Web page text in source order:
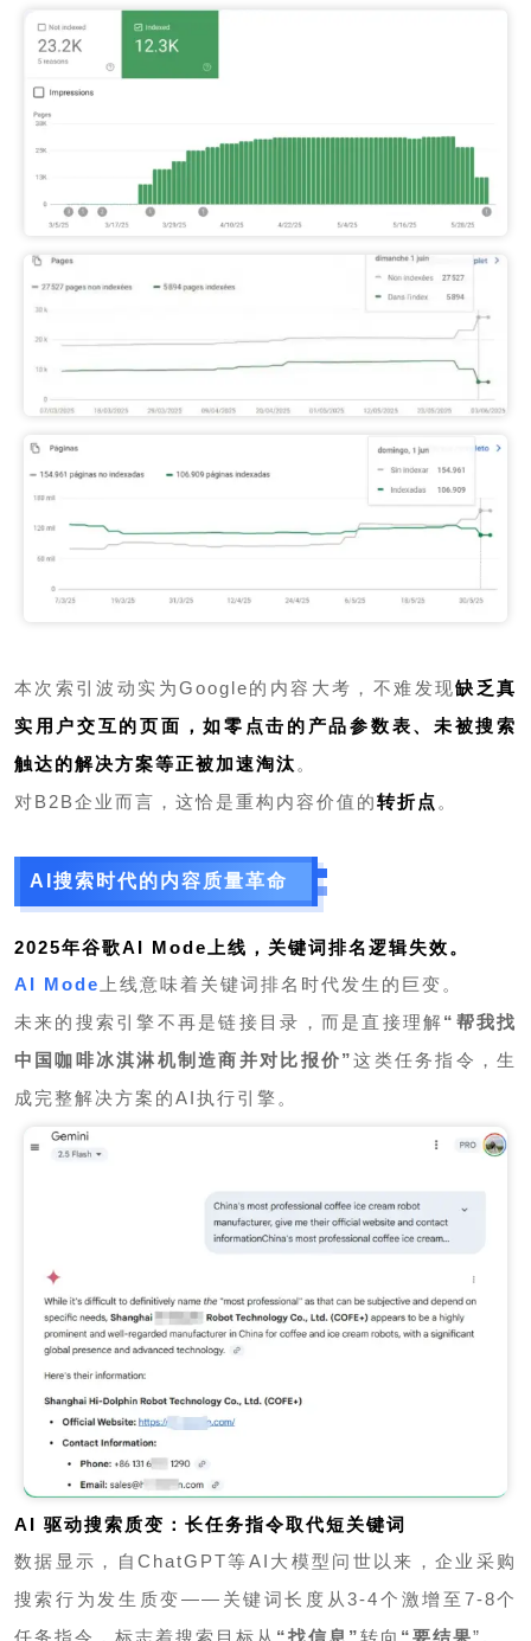
本次索引波动实为Google的内容大考，不难发现缺乏真
实用户交互的页面，如零点击的产品参数表、未被搜索
触达的解决方案等正被加速淘汰 。
对B2B企业而言，这恰是重构内容价值的转折点 。
AI搜索时代的内容质量革命
2025年谷歌AI Mode上线，关键词排名逻辑失效。
AI Mode 上线意味着关键词排名时代发生的巨变。
未来的搜索引擎不再是链接目录，而是直接理解“帮我找
中国咖啡冰淇淋机制造商并对比报价”这类任务指令，生
成完整解决方案的AI执行引擎。
AI 驱动搜索质变：长任务指令取代短关键词
数据显示，自ChatGPT等AI大模型问世以来，企业采购
搜索行为发生质变——关键词长度从3-4个激增至7-8个